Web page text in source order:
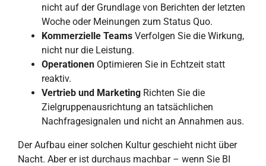
nicht auf der Grundlage von Berichten der letzten
Woche oder Meinungen zum Status Quo.
Kommerzielle Teams Verfolgen Sie die Wirkung,
nicht nur die Leistung.
Operationen Optimieren Sie in Echtzeit statt
reaktiv.
Vertrieb und Marketing Richten Sie die
Zielgruppenausrichtung an tatsächlichen
Nachfragesignalen und nicht an Annahmen aus.
Der Aufbau einer solchen Kultur geschieht nicht über
Nacht. Aber er ist durchaus machbar – wenn Sie BI